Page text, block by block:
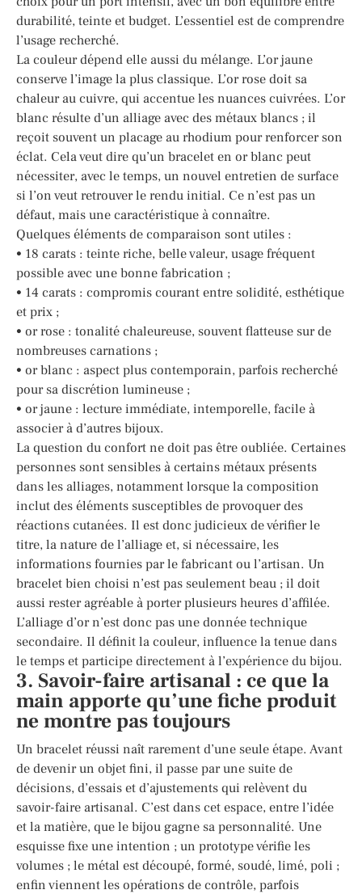
durabilité, teinte et budget. L’essentiel est de comprendre
l’usage recherché.
La couleur dépend elle aussi du mélange. L’or jaune
conserve l’image la plus classique. L’or rose doit sa
chaleur au cuivre, qui accentue les nuances cuivrées. L’or
blanc résulte d’un alliage avec des métaux blancs ; il
reçoit souvent un placage au rhodium pour renforcer son
éclat. Cela veut dire qu’un bracelet en or blanc peut
nécessiter, avec le temps, un nouvel entretien de surface
si l’on veut retrouver le rendu initial. Ce n’est pas un
défaut, mais une caractéristique à connaître.
Quelques éléments de comparaison sont utiles :
• 18 carats : teinte riche, belle valeur, usage fréquent
possible avec une bonne fabrication ;
• 14 carats : compromis courant entre solidité, esthétique
et prix ;
• or rose : tonalité chaleureuse, souvent flatteuse sur de
nombreuses carnations ;
• or blanc : aspect plus contemporain, parfois recherché
pour sa discrétion lumineuse ;
• or jaune : lecture immédiate, intemporelle, facile à
associer à d’autres bijoux.
La question du confort ne doit pas être oubliée. Certaines
personnes sont sensibles à certains métaux présents
dans les alliages, notamment lorsque la composition
inclut des éléments susceptibles de provoquer des
réactions cutanées. Il est donc judicieux de vérifier le
titre, la nature de l’alliage et, si nécessaire, les
informations fournies par le fabricant ou l’artisan. Un
bracelet bien choisi n’est pas seulement beau ; il doit
aussi rester agréable à porter plusieurs heures d’affilée.
L’alliage d’or n’est donc pas une donnée technique
secondaire. Il définit la couleur, influence la tenue dans
le temps et participe directement à l’expérience du bijou.
3. Savoir-faire artisanal : ce que la
main apporte qu’une fiche produit
ne montre pas toujours
Un bracelet réussi naît rarement d’une seule étape. Avant
de devenir un objet fini, il passe par une suite de
décisions, d’essais et d’ajustements qui relèvent du
savoir-faire artisanal. C’est dans cet espace, entre l’idée
et la matière, que le bijou gagne sa personnalité. Une
esquisse fixe une intention ; un prototype vérifie les
volumes ; le métal est découpé, formé, soudé, limé, poli ;
enfin viennent les opérations de contrôle, parfois